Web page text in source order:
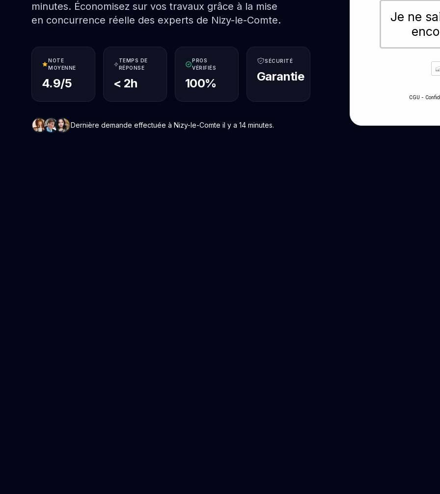
minutes. Économisez sur vos travaux grâce à la mise
en concurrence réelle des experts de Nizy-le-Comte.
NOTE
MOYENNE
4.9/5
TEMPS DE
RÉPONSE
< 2h
PROS
VÉRIFIÉS
100%
SÉCURITÉ
Garantie
Dernière demande effectuée à Nizy-le-Comte il y a 14 minutes.
Je ne
CGU -